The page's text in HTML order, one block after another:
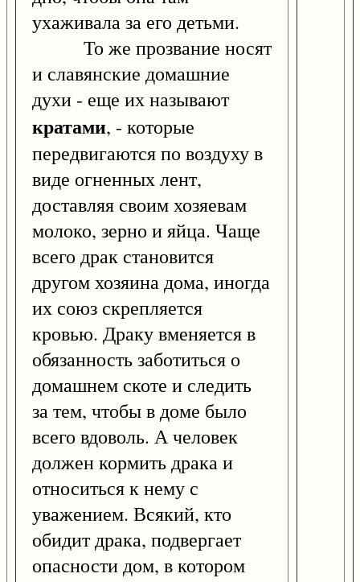
ухаживала за его детьми.
То же прозвание носят
и славянские домашние
духи - еще их называют
кратами, - которые
передвигаются по воздуху в
виде огненных лент,
доставляя своим хозяевам
молоко, зерно и яйца. Чаще
всего драк становится
другом хозяина дома, иногда
их союз скрепляется
кровью. Драку вменяется в
обязанность заботиться о
домашнем скоте и следить
за тем, чтобы в доме было
всего вдоволь. А человек
должен кормить драка и
относиться к нему с
уважением. Всякий, кто
обидит драка, подвергает
опасности дом, в котором